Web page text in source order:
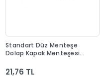
Standart Düz Menteşe
Dolap Kapak Menteşesi
21,76 TL